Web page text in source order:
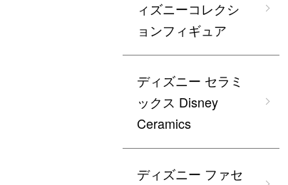
ィズニーコレクシ
ョンフィギュア
ディズニー セラミ
ックス Disney
Ceramics
ディズニー ファセ